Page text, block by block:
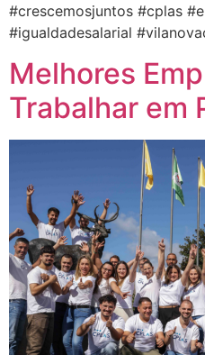
#crescemosjuntos #cplas
#igualdadesalarial
Melhores
Trabalhar em